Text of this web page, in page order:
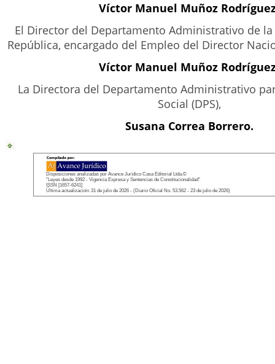
Víctor Manuel Muñoz
El Director del Departamento Administrativo de
República, encargado del Empleo del Director
Víctor Manuel Muñoz
La Directora del Departamento Administrativo
Social (DPS),
Susana Correa Borrero.
Disposiciones analizadas por Avance Jurídico Casa Editorial Ltda.©
"Leyes desde 1992 - Vigencia Expresa y Sentencias de Constitucionalidad"
ISSN [1657-6241]
Última actualización: 31 de julio de 2026 - (Diario Oficial No. 53.562 - 23 de julio de 2026)